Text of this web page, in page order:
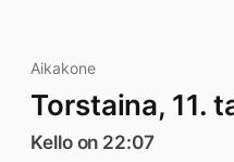
Aikakone
Torstaina, 11.
Kello on 22:07